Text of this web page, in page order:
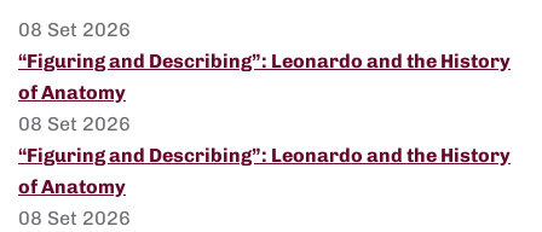
08 Set 2026
“Figuring and Describing”: Leonardo and the History
of Anatomy
08 Set 2026
“Figuring and Describing”: Leonardo and the History
of Anatomy
08 Set 2026